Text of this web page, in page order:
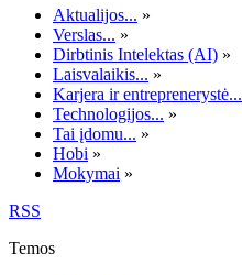
Aktualijos... »
Verslas... »
Dirbtinis Intelektas (AI) »
Laisvalaikis... »
Karjera ir entreprenerystė...
Technologijos... »
Tai įdomu... »
Hobi »
Mokymai »
RSS
Temos